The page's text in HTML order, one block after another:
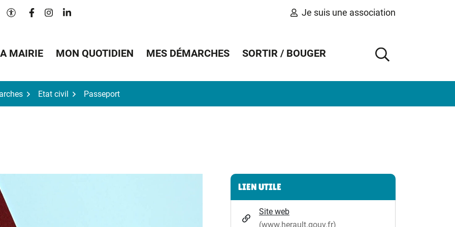
Paramètres d'accessibilité
Lien vers le compte Facebook
Lien vers le compte Instagram
Lien vers le compte Linkedin Je suis une association
MAIRIE MON QUOTIDIEN MES DÉMARCHES SORTIR / BOUGER
AFFICHER
Etat civil Passeport
Informations complémentaires
LIEN UTILE
Site web
(www.herault.gouv.fr)